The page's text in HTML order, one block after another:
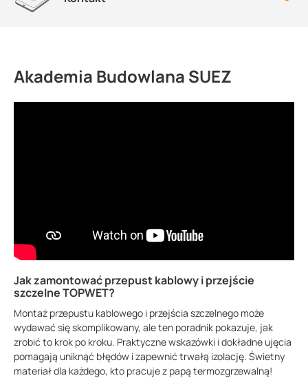
Akademia Budowlana SUEZ
Jak zamontować przepust kablowy i przejście
szczelne TOPWET?
Montaż przepustu kablowego i przejścia szczelnego może
wydawać się skomplikowany, ale ten poradnik pokazuje, jak
zrobić to krok po kroku. Praktyczne wskazówki i dokładne ujęcia
pomagają uniknąć błędów i zapewnić trwałą izolację. Świetny
materiał dla każdego, kto pracuje z papą termozgrzewalną!